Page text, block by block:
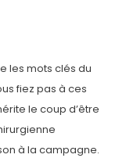
les mots clés du
fiez pas à ces
le coup d’être
à la campagne.